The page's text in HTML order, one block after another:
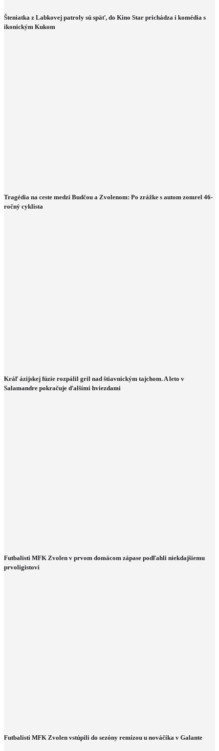
Šteniatka z Labkovej patroly sú späť, do Kino Star prichádza i komédia s
ikonickým Kukom
Tragédia na ceste medzi Budčou a Zvolenom: Po zrážke s autom zomrel 46-
ročný cyklista
Kráľ ázijskej fúzie rozpálil gril nad štiavnickým tajchom. A leto v
Salamandre pokračuje ďalšími hviezdami
Futbalisti MFK Zvolen v prvom domácom zápase podľahli niekdajšiemu
prvoligistovi
Futbalisti MFK Zvolen vstúpili do sezóny remízou u nováčika v Galante